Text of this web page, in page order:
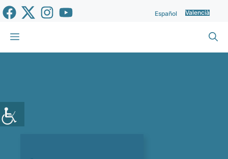
Vés
al
contingut
Español Valencià
Menu